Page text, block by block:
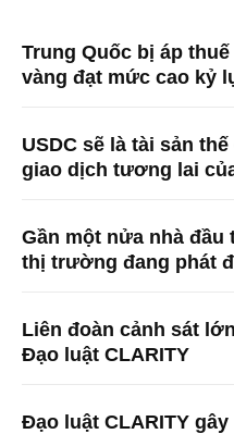
Trung Quốc bị áp
vàng đạt mức cao kỷ
USDC sẽ là tài sản
giao dịch tương lai
Gần một nửa nhà
thị trường đang phát
Liên đoàn cảnh sát
Đạo luật CLARITY
Đạo luật CLARITY